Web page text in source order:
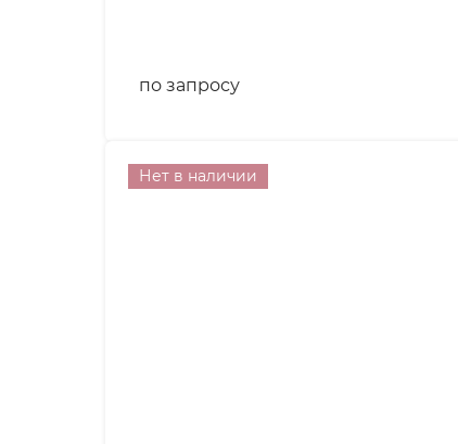
по запросу
Нет в наличии